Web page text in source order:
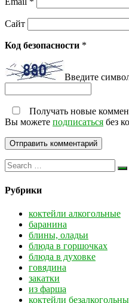
Сайт
Код безопасности *
Введите
Получать новые
Вы можете подписаться без
Рубрики
коктейли алкогольные
баранина
блины, оладьи
блюда в горшочках
блюда в духовке
говядина
закатки
из фарша
коктейли